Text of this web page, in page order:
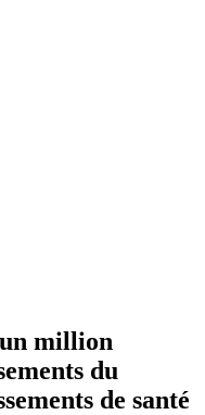
million
du
de santé